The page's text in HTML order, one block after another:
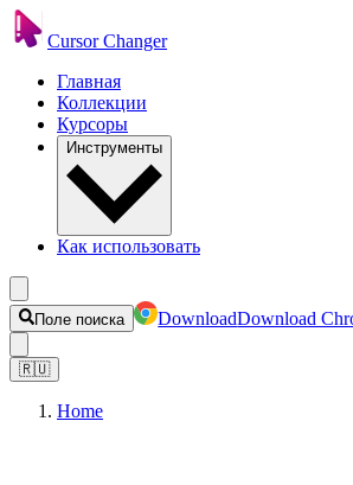
Cursor Changer
Главная
Коллекции
Курсоры
Инструменты
Как использовать
Поле поиска DownloadDownload
🇷🇺
Home